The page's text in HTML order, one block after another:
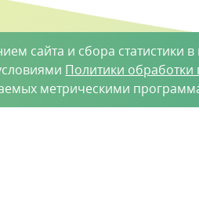
сайта и сбора статистики
Политики
метрическими